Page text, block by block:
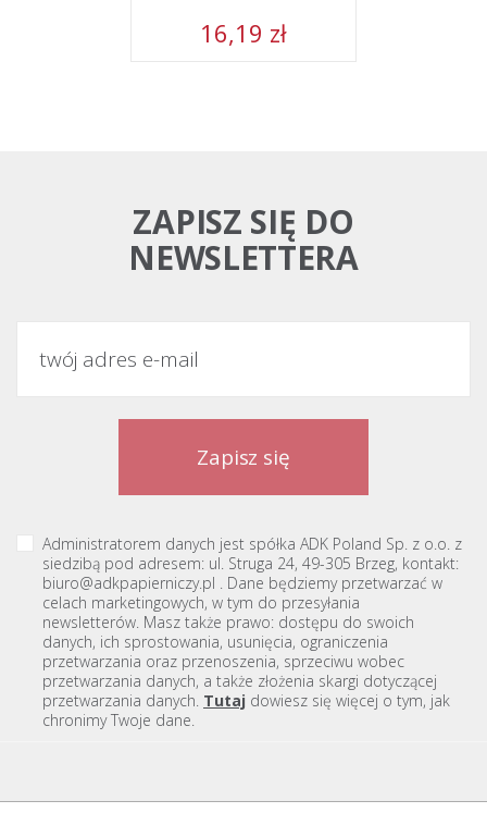
16,19 zł
ZAPISZ SIĘ DO
NEWSLETTERA
Administratorem danych jest spółka ADK Poland Sp. z o.o. z
siedzibą pod adresem: ul. Struga 24, 49-305 Brzeg, kontakt:
biuro@adkpapierniczy.pl . Dane będziemy przetwarzać w
celach marketingowych, w tym do przesyłania
newsletterów. Masz także prawo: dostępu do swoich
danych, ich sprostowania, usunięcia, ograniczenia
przetwarzania oraz przenoszenia, sprzeciwu wobec
przetwarzania danych, a także złożenia skargi dotyczącej
przetwarzania danych. Tutaj dowiesz się więcej o tym, jak
chronimy Twoje dane.